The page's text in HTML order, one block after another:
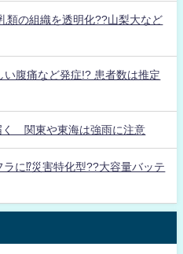
類の組織を透明化??山梨大など
腹痛など発症!? 患者数は推定
関東や東海は強雨に注意
に⁉災害特化型??大容量バッテ